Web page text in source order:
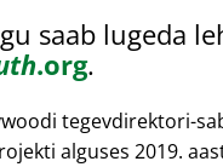
saab lugeda
.org.
tegevdirektori-
alguses 2019.